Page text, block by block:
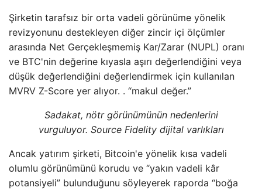
Şirketin tarafsız bir orta vadeli görünüme yönelik
revizyonunu destekleyen diğer zincir içi ölçümler
arasında Net Gerçekleşmemiş Kar/Zarar (NUPL) oranı
ve BTC'nin değerine kıyasla aşırı değerlendiğini veya
düşük değerlendiğini değerlendirmek için kullanılan
MVRV Z-Score yer alıyor. . “makul değer.”
Sadakat, nötr görünümünün nedenlerini
vurguluyor. Source Fidelity dijital varlıkları
Ancak yatırım şirketi, Bitcoin'e yönelik kısa vadeli
olumlu görünümünü korudu ve “yakın vadeli kâr
potansiyeli” bulunduğunu söyleyerek raporda “boğa